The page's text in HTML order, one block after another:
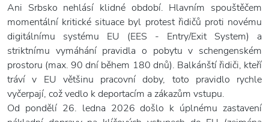
Ani Srbsko nehlásí klidné období. Hlavním spouštěčem
momentální kritické situace byl protest řidičů proti novému
digitálnímu systému EU (EES - Entry/Exit System) a
striktnímu vymáhání pravidla o pobytu v schengenském
prostoru (max. 90 dní během 180 dnů). Balkánští řidiči, kteří
tráví v EU většinu pracovní doby, toto pravidlo rychle
vyčerpají, což vedlo k deportacím a zákazům vstupu.
Od pondělí 26. ledna 2026 došlo k úplnému zastavení